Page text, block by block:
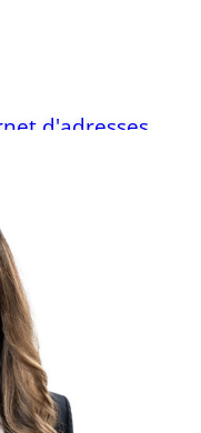
d'adresses